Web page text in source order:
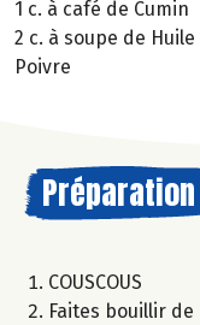
1 c. à café de Cumin
2 c. à soupe de
Poivre
Préparation
COUSCOUS
Faites bouillir